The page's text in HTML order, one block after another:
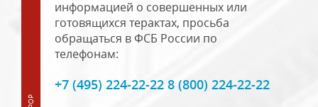
информацией о совершенных или
готовящихся терактах, просьба
обращаться в ФСБ России по
телефонам:
+7 (495) 224-22-22 8 (800) 224-22-22